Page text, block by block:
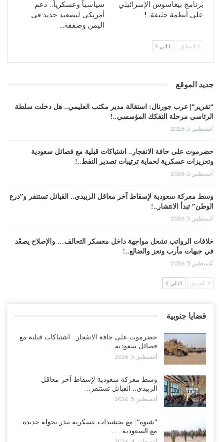
بات على يقين ان الضريبة التي سيدفعها، ازاء اي عدوان على
ايران، لن تكون باهظة فحسب، بل ستغير وجه الخارطة السياسية
للمنطقة، فجميع من يوصفون بانهم حلفاء امريكا في المنطقة
وعلى راسهم “الكيان الاسرائيلي” ، هم اوهن من بيت العنكوبت،
فليس باستطاعتهم استيعاب ردة الفعل الايرانية الهائلة.
برنامج بيغاسوس الإسرائيلي
على أنظمة حليفة..!
سياسياً وعسكرياً.. دعم
أمريكي لتصعيد جديد في
اليمن وصفقة…
السابق التالي
جديد الموقع
“تقرير“| عرب جورنال: استقالة مدير مكتب العليمي.. هل دخلت سلطة
الرئاسي مرحلة التفكك المؤسسي..!
أغسطس 5, 2026
حضرموت على حافة الانفجار.. اشتباكات قبلية مع فصائل سعودية
وتعزيزات عسكرية لحماية ترتيبات تصدير النفط..!
أغسطس 5, 2026
وسط معركة سعودية لإسقاط آخر معاقل الزبيدي.. القبائل تستنفر و”درع
الوطن” تبدأ الانتشار..!
أغسطس 5, 2026
خلافات الرواتب تشعل مواجهة داخل معسكر التحالف… والإصلاح يصعّد
في جبهات مأرب وتعز والضالع..!
أغسطس 5, 2026
السعودية تُصعّد الحصار على اليمنيين.. وقرار بحرمان طلاب الشمال من
ملفات المال والنفط..!
أغسطس 5, 2026
“تقرير“| الحظر البحري يعيد رسم خرائط الشحن إلى السعودية.. ناقلات
النفط تلتف حول أفريقيا وسفن تعلن: “لا توجد شحنة…
أغسطس 4, 2026
العليمي يواجه اتهامات بصفقة نفط سرية مع شركة أمريكية.. وبيع 2.5
مليون برميل يشعل غضب حضرموت..!
السابق التالي
قضايا جنوبية
حضرموت على حافة الانفجار.. اشتباكات قبلية مع
فصائل سعودية…
أغسطس 5, 2026
وسط معركة سعودية لإسقاط آخر معاقل
الزبيدي.. القبائل تستنفر…
أغسطس 5, 2026
“شبوة“| مع تحشيدات عسكرية تنذر بجولة جديدة
مع السعودية..…